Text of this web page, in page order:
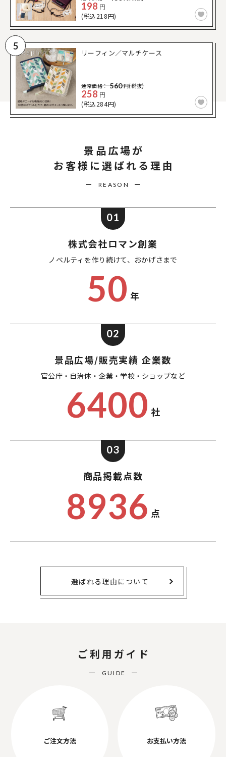
198 円
(税込218円)
5
リーフィン／マルチケース
通常価格： 560円(税抜)
258 円
(税込284円)
景品広場が
お客様に選ばれる理由
REASON
01
株式会社ロマン創業
ノベルティを作り続けて、 おかげさまで
50 年
02
景品広場/販売実績 企業数
官公庁・自治体・企業・学校・ショップなど
6400 社
03
商品掲載点数
8936 点
選ばれる理由について
ご利用ガイド
GUIDE
ご注文方法 お支払い方法